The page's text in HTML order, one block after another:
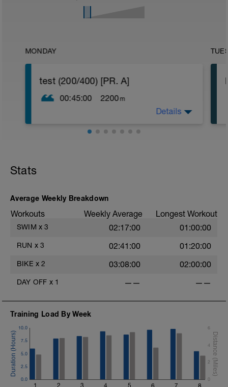
MONDAY
test (200/400) [PR. A]
00:45:00 2200 m
-> 200 (25 kr/25 inny styl)
-> 200 kr luz
p. 2'
p. 1-3'
-> 100 totalny luz
-> 400 kr RR rozpływanie
Details
Stats
Average Weekly Breakdown
Workouts Weekly Average Longest Workout
SWIM x 3 02:17:00 01:00:00
RUN x 3 02:41:00 01:20:00
BIKE x 2 03:08:00 02:00:00
DAY OFF x 1 —— ——
Training Load By Week
1 2 3 4 5 6 7 8
0.0
2.5
5.0
7.5
10.0
0
2
4
6